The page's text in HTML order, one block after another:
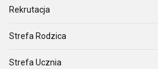
Rekrutacja
Strefa Rodzica
Strefa Ucznia